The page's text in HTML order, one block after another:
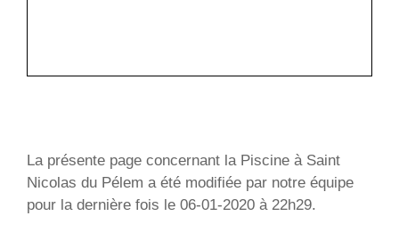
La présente page concernant la Piscine à Saint
Nicolas du Pélem a été modifiée par notre équipe
pour la dernière fois le 06-01-2020 à 22h29.